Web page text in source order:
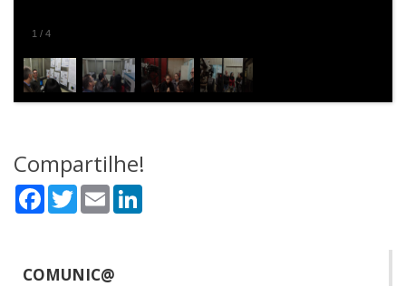
2 / 4
Compartilhe!
Facebook
TwitterEmail
COMUNIC@